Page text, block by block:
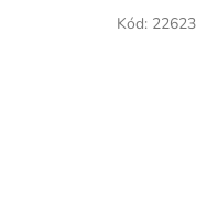
Kód: 22623